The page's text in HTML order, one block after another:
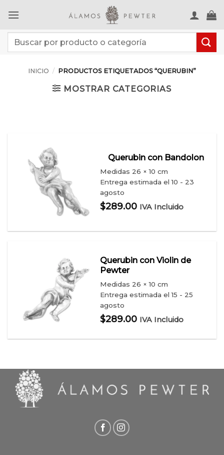
contenido
Buscar
INICIO / PRODUCTOS ETIQUETADOS “QUERUBIN”
MOSTRAR CATEGORIAS
Querubin con Bandolon
Medidas 26 × 10 cm
Entrega estimada el 10 - 23
agosto
$289.00 IVA Incluido
Querubin con Violin de
Pewter
Medidas 26 × 10 cm
Entrega estimada el 15 - 25
agosto
$289.00 IVA Incluido